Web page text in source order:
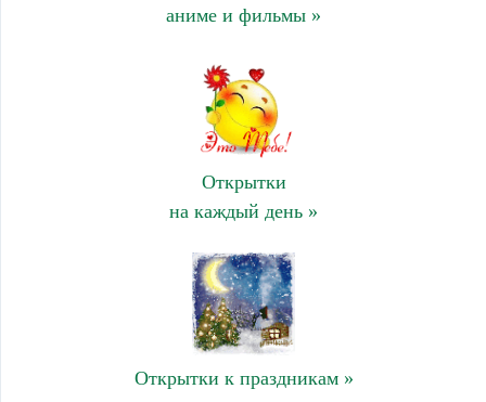
аниме и фильмы »
Открытки
на каждый день »
Открытки к праздникам »